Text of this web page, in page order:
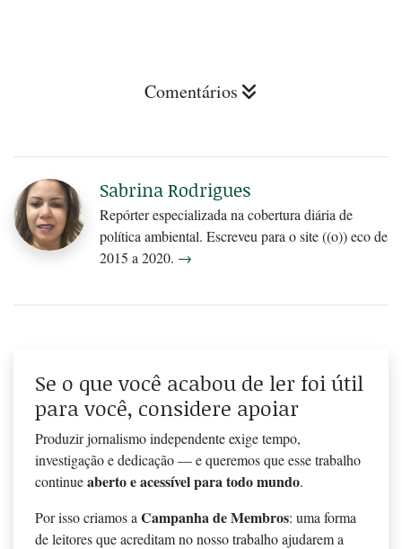
Comentários
Sabrina Rodrigues
Repórter especializada na cobertura diária de
política ambiental. Escreveu para o site ((o)) eco de
2015 a 2020. →
Se o que você acabou de ler foi útil
para você, considere apoiar
Produzir jornalismo independente exige tempo,
investigação e dedicação — e queremos que esse trabalho
continueaberto e acessível para todo mundo.
Por isso criamos a Campanha de Membros: uma forma
de leitores que acreditam no nosso trabalho ajudarem a